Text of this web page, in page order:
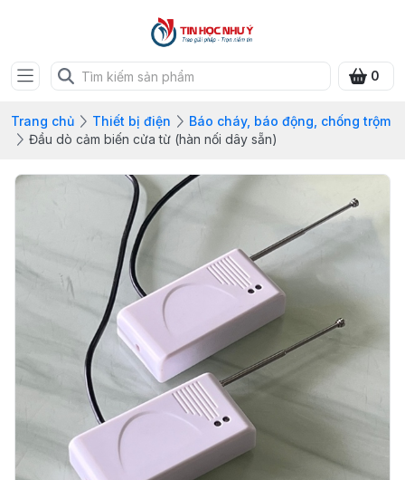
0
Trang chủ Thiết bị điện
Báo cháy, báo động, chống trộm
Đầu dò cảm biến cửa từ (hàn nối dây sẵn)